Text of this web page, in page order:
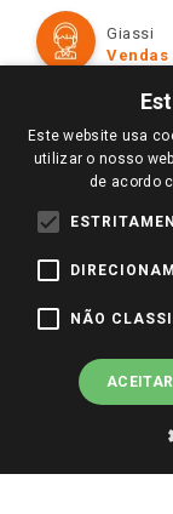
Televendas
Amigo Giassi
Perguntas
Formas de
Políticas de
Giassi
Vendas
Redes
Este website usa
utilizar o nosso
de acordo
NÃO